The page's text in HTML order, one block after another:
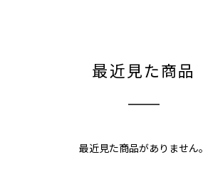
最近見た商品
最近見た商品がありません。